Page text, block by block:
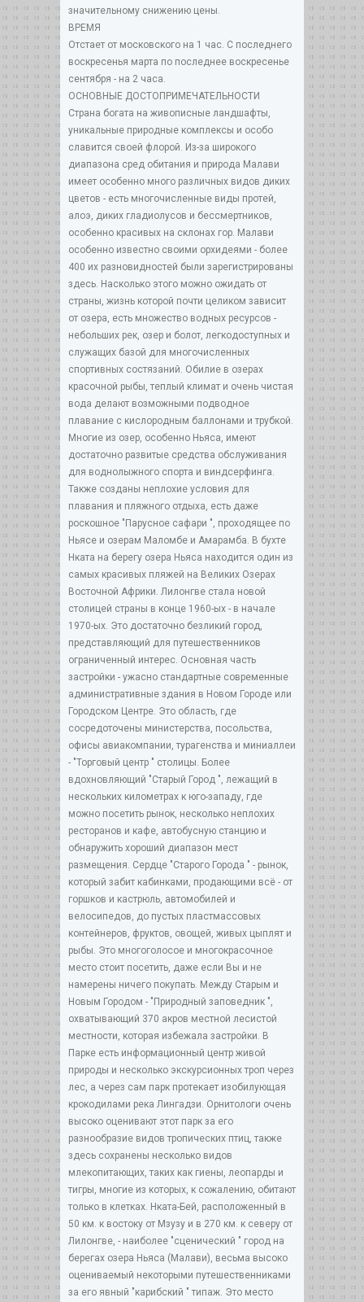
значительному снижению цены.
ВРЕМЯ
Отстает от московского на 1 час. С последнего
воскресенья марта по последнее воскресенье
сентября - на 2 часа.
ОСНОВНЫЕ ДОСТОПРИМЕЧАТЕЛЬНОСТИ
Страна богата на живописные ландшафты,
уникальные природные комплексы и особо
славится своей флорой. Из-за широкого
диапазона сред обитания и природа Малави
имеет особенно много различных видов диких
цветов - есть многочисленные виды протей,
алоэ, диких гладиолусов и бессмертников,
особенно красивых на склонах гор. Малави
особенно известно своими орхидеями - более
400 их разновидностей были зарегистрированы
здесь. Насколько этого можно ожидать от
страны, жизнь которой почти целиком зависит
от озера, есть множество водных ресурсов -
небольших рек, озер и болот, легкодоступных и
служащих базой для многочисленных
спортивных состязаний. Обилие в озерах
красочной рыбы, теплый климат и очень чистая
вода делают возможными подводное
плавание с кислородным баллонами и трубкой.
Многие из озер, особенно Ньяса, имеют
достаточно развитые средства обслуживания
для воднолыжного спорта и виндсерфинга.
Также созданы неплохие условия для
плавания и пляжного отдыха, есть даже
роскошное "Парусное сафари ", проходящее по
Ньясе и озерам Маломбе и Амарамба. В бухте
Нката на берегу озера Ньяса находится один из
самых красивых пляжей на Великих Озерах
Восточной Африки. Лилонгве стала новой
столицей страны в конце 1960-ых - в начале
1970-ых. Это достаточно безликий город,
представляющий для путешественников
ограниченный интерес. Основная часть
застройки - ужасно стандартные современные
административные здания в Новом Городе или
Городском Центре. Это область, где
сосредоточены министерства, посольства,
офисы авиакомпании, турагенства и миниаллеи
- "Торговый центр " столицы. Более
вдохновляющий "Старый Город ", лежащий в
нескольких километрах к юго-западу, где
можно посетить рынок, несколько неплохих
ресторанов и кафе, автобусную станцию и
обнаружить хороший диапазон мест
размещения. Сердце "Старого Города " - рынок,
который забит кабинками, продающими всё - от
горшков и кастрюль, автомобилей и
велосипедов, до пустых пластмассовых
контейнеров, фруктов, овощей, живых цыплят и
рыбы. Это многоголосое и многокрасочное
место стоит посетить, даже если Вы и не
намерены ничего покупать. Между Старым и
Новым Городом - "Природный заповедник ",
охватывающий 370 акров местной лесистой
местности, которая избежала застройки. В
Парке есть информационный центр живой
природы и несколько экскурсионных троп через
лес, а через сам парк протекает изобилующая
крокодилами река Лингадзи. Орнитологи очень
высоко оценивают этот парк за его
разнообразие видов тропических птиц, также
здесь сохранены несколько видов
млекопитающих, таких как гиены, леопарды и
тигры, многие из которых, к сожалению, обитают
только в клетках. Нката-Бей, расположенный в
50 км. к востоку от Мзузу и в 270 км. к северу от
Лилонгве, - наиболее "сценический " город на
берегах озера Ньяса (Малави), весьма высоко
оцениваемый некоторыми путешественниками
за его явный "карибский " типаж. Это место